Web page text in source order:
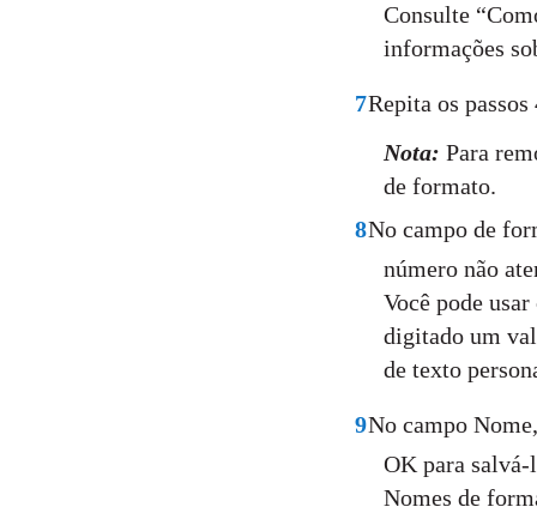
Consulte
informações
7Repita os
Nota: Para
de formato.
8No campo de
número não
Você pode
digitado um
de texto
9No campo
OK para salvá-
Nomes de